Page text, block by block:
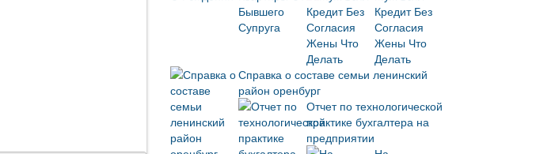
Кредит Без
Согласия
Жены Что
Делать
Справка о составе семьи ленинский
район оренбург
Отчет по технологической
практике бухгалтера на
предприятии